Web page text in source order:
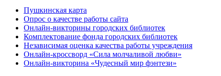
Пушкинская карта
Опрос о качестве работы сайта
Онлайн-викторины городских библиотек
Комплектование фонда городских библиотек
Независимая оценка качества работы учреждения
Онлайн-кроссворд «Сила молчаливой любви»
Онлайн-викторина «Чудесный мир фэнтези»